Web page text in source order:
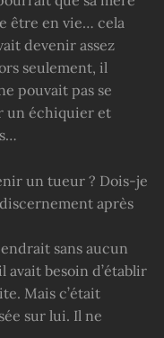
être en vie… cela
devenir assez
seulement, il
pouvait pas se
un échiquier et
un tueur ? Dois-je
après
sans aucun
avait besoin d’établir
Mais c’était
sur lui. Il ne